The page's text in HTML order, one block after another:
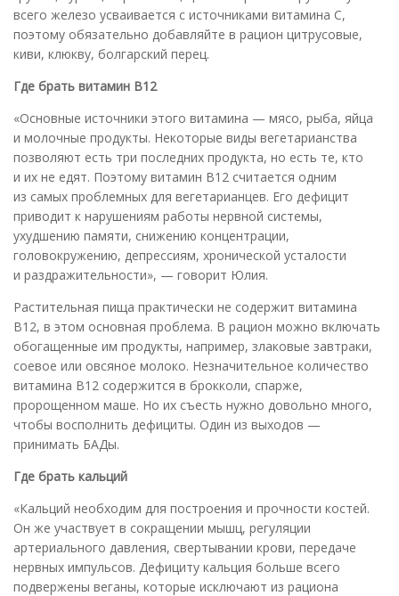
всего железо усваивается с источниками витамина С,
поэтому обязательно добавляйте в рацион цитрусовые,
киви, клюкву, болгарский перец.
Где брать витамин В12
«Основные источники этого витамина — мясо, рыба, яйца
и молочные продукты. Некоторые виды вегетарианства
позволяют есть три последних продукта, но есть те, кто
и их не едят. Поэтому витамин В12 считается одним
из самых проблемных для вегетарианцев. Его дефицит
приводит к нарушениям работы нервной системы,
ухудшению памяти, снижению концентрации,
головокружению, депрессиям, хронической усталости
и раздражительности», — говорит Юлия.
Растительная пища практически не содержит витамина
B12, в этом основная проблема. В рацион можно включать
обогащенные им продукты, например, злаковые завтраки,
соевое или овсяное молоко. Незначительное количество
витамина В12 содержится в брокколи, спарже,
пророщенном маше. Но их съесть нужно довольно много,
чтобы восполнить дефициты. Один из выходов —
принимать БАДы.
Где брать кальций
«Кальций необходим для построения и прочности костей.
Он же участвует в сокращении мышц, регуляции
артериального давления, свертывании крови, передаче
нервных импульсов. Дефициту кальция больше всего
подвержены веганы, которые исключают из рациона